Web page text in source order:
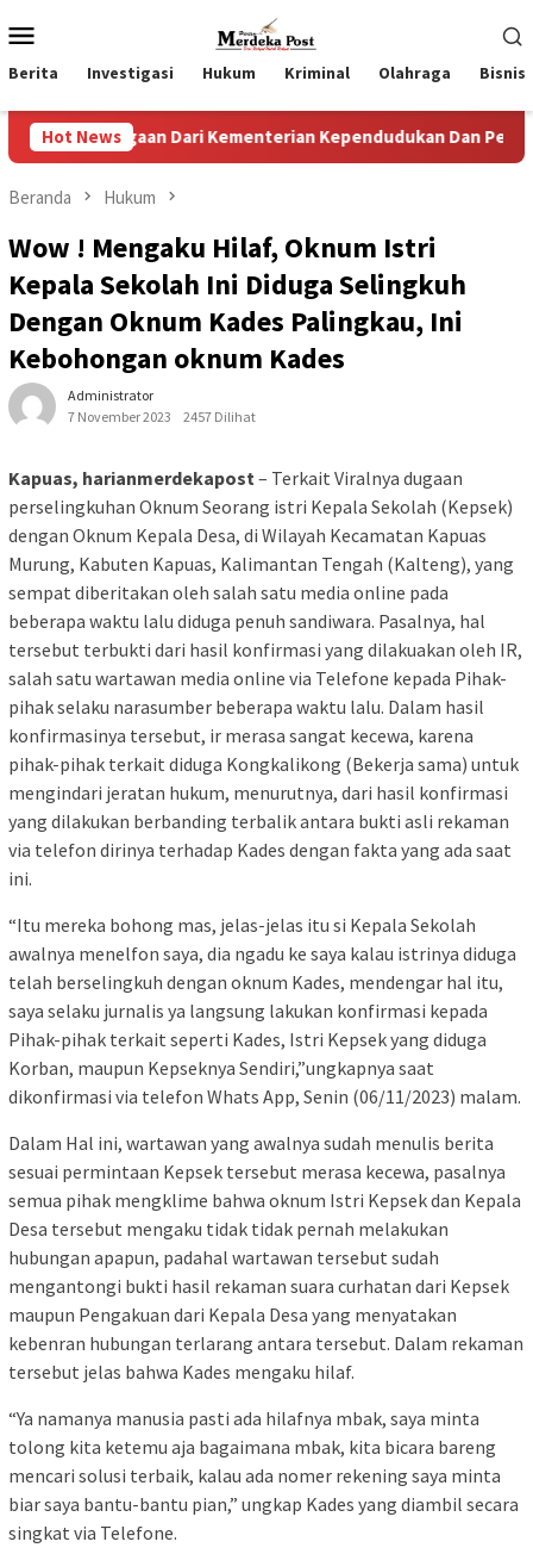
ke
kontenMobile
Berita Investigasi Hukum Kriminal Olahraga Bisnis
Hot News
Dari Kementerian Kependudukan Dan Pembangunan
Beranda Hukum
Wow ! Mengaku Hilaf, Oknum Istri
Kepala Sekolah Ini Diduga Selingkuh
Dengan Oknum Kades Palingkau, Ini
Kebohongan oknum Kades
Administrator
7 November 2023
2457 Dilihat
Kapuas, harianmerdekapost– Terkait Viralnya dugaan
perselingkuhan Oknum Seorang istri Kepala Sekolah (Kepsek)
dengan Oknum Kepala Desa, di Wilayah Kecamatan Kapuas
Murung, Kabuten Kapuas, Kalimantan Tengah (Kalteng), yang
sempat diberitakan oleh salah satu media online pada
beberapa waktu lalu diduga penuh sandiwara. Pasalnya, hal
tersebut terbukti dari hasil konfirmasi yang dilakuakan oleh IR,
salah satu wartawan media online via Telefone kepada Pihak-
pihak selaku narasumber beberapa waktu lalu. Dalam hasil
konfirmasinya tersebut, ir merasa sangat kecewa, karena
pihak-pihak terkait diduga Kongkalikong (Bekerja sama) untuk
mengindari jeratan hukum, menurutnya, dari hasil konfirmasi
yang dilakukan berbanding terbalik antara bukti asli rekaman
via telefon dirinya terhadap Kades dengan fakta yang ada saat
ini.
“Itu mereka bohong mas, jelas-jelas itu si Kepala Sekolah
awalnya menelfon saya, dia ngadu ke saya kalau istrinya diduga
telah berselingkuh dengan oknum Kades, mendengar hal itu,
saya selaku jurnalis ya langsung lakukan konfirmasi kepada
Pihak-pihak terkait seperti Kades, Istri Kepsek yang diduga
Korban, maupun Kepseknya Sendiri,”ungkapnya saat
dikonfirmasi via telefon Whats App, Senin (06/11/2023) malam.
Dalam Hal ini, wartawan yang awalnya sudah menulis berita
sesuai permintaan Kepsek tersebut merasa kecewa, pasalnya
semua pihak mengklime bahwa oknum Istri Kepsek dan Kepala
Desa tersebut mengaku tidak tidak pernah melakukan
hubungan apapun, padahal wartawan tersebut sudah
mengantongi bukti hasil rekaman suara curhatan dari Kepsek
maupun Pengakuan dari Kepala Desa yang menyatakan
kebenran hubungan terlarang antara tersebut. Dalam rekaman
tersebut jelas bahwa Kades mengaku hilaf.
“Ya namanya manusia pasti ada hilafnya mbak, saya minta
tolong kita ketemu aja bagaimana mbak, kita bicara bareng
mencari solusi terbaik, kalau ada nomer rekening saya minta
biar saya bantu-bantu pian,” ungkap Kades yang diambil secara
singkat via Telefone.